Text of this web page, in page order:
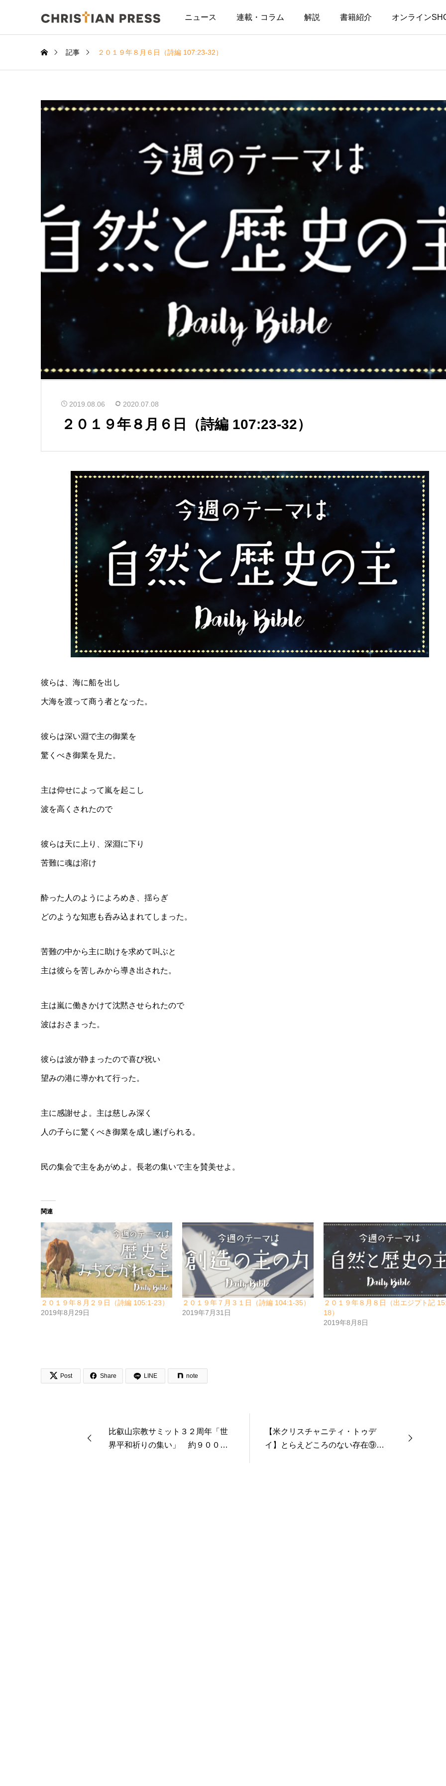
ニュース 連載・コラム 解説 書籍紹介 オンライン
記事 ２０１９年８月６日（詩編 107:23-32）
2019.08.06 2020.07.08
２０１９年８月６日（詩編 107:23-32）
彼らは、海に船を出し
大海を渡って商う者となった。
彼らは深い淵で主の御業を
驚くべき御業を見た。
主は仰せによって嵐を起こし
波を高くされたので
彼らは天に上り、深淵に下り
苦難に魂は溶け
酔った人のようによろめき、揺らぎ
どのような知恵も呑み込まれてしまった。
苦難の中から主に助けを求めて叫ぶと
主は彼らを苦しみから導き出された。
主は嵐に働きかけて沈黙させられたので
波はおさまった。
彼らは波が静まったので喜び祝い
望みの港に導かれて行った。
主に感謝せよ。主は慈しみ深く
人の子らに驚くべき御業を成し遂げられる。
民の集会で主をあがめよ。長老の集いで主を賛美せよ。
関連
２０１９年８月２９日（詩編 105:1-23）
2019年8月29日
２０１９年７月３１日（詩編 104:1-35）
2019年7月31日
２０１９年８月８日（出エジプト記
18）
2019年8月8日
 Post  Share LINE note
比叡山宗教サミット３２周年「世
界平和祈りの集い」 約９００人
【米クリスチャニティ・トゥデ
イ】とらえどころのない存在⑨